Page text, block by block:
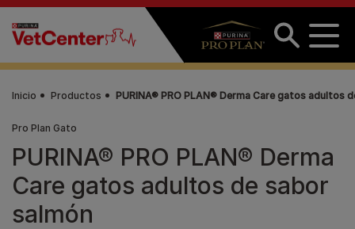
Pasar al contenido principal
Inicio Productos PURINA® PRO PLAN® Derma Care gatos adultos
Pro Plan Gato
PURINA® PRO PLAN® Derma
Care gatos adultos de sabor
salmón